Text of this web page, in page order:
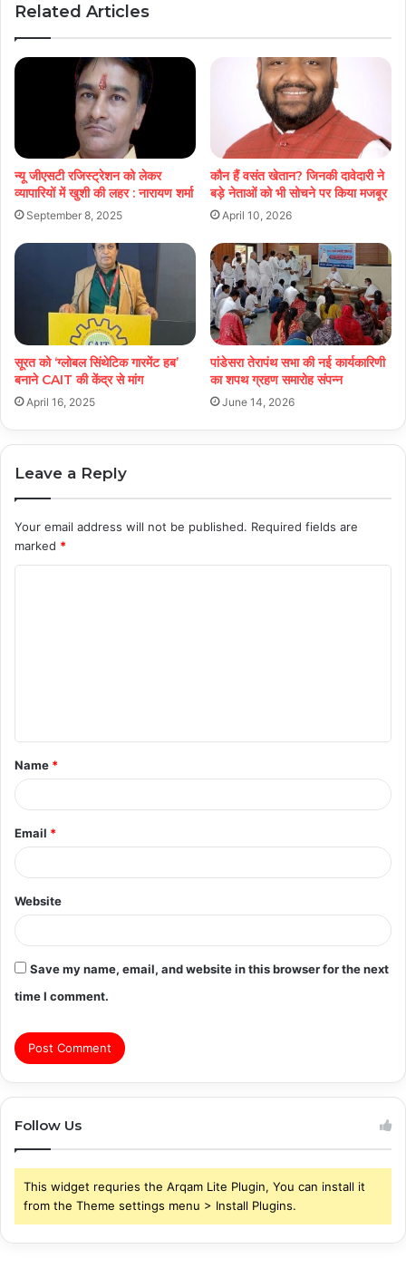
Related Articles
न्यू जीएसटी रजिस्ट्रेशन को लेकर
व्यापारियों में खुशी की लहर : नारायण शर्मा
September 8, 2025
कौन हैं वसंत खेतान? जिनकी दावेदारी ने
बड़े नेताओं को भी सोचने पर किया मजबूर
April 10, 2026
सूरत को ‘ग्लोबल सिंथेटिक गारमेंट हब’
बनाने CAIT की केंद्र से मांग
April 16, 2025
पांडेसरा तेरापंथ सभा की नई कार्यकारिणी
का शपथ ग्रहण समारोह संपन्न
June 14, 2026
Leave a Reply
Your email address will not be published. Required fields are
marked *
t
*
Name *
Email *
Website
Save my name, email, and website in this browser for the next
time I comment.
Follow Us
This widget requries the Arqam Lite Plugin, You can install it
from the Theme settings menu > Install Plugins.